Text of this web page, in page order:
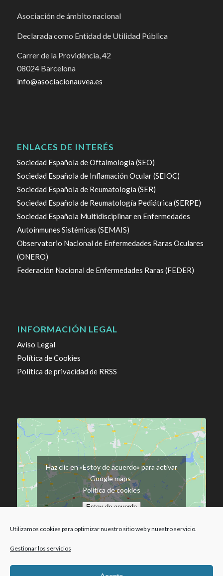
Utilizamos cookies para optimizar nuestro sitio web y nuestro servicio.
Gestionar los servicios
Asociación de ámbito nacional
Declarada como Entidad de Utilidad Pública
Carrer de la Providència, 42
08024 Barcelona
info@asociacionauvea.es
ENLACES DE INTERÉS
Sociedad Española de Oftalmología (SEO)
Sociedad Española de Inflamación Ocular (SEIOC)
Sociedad Española de Reumatología (SER)
Sociedad Española de Reumatología Pediátrica (SERPE)
Sociedad Española Multidisciplinar en Enfermedades
Autoinmunes Sistémicas (SEMAIS)
Observatorio Nacional de Enfermedades Raras Oculares
(ONERO)
Federación Nacional de Enfermedades Raras (FEDER)
INFORMACIÓN LEGAL
Aviso Legal
Política de Cookies
Política de privacidad de RRSS
Haz clic en «Estoy de acuerdo» para activar
Google maps
Política de cookies
Estoy de acuerdo